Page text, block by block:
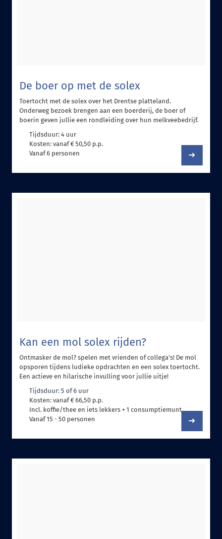
De boer op met de solex
Toertocht met de solex over het Drentse platteland.
Onderweg bezoek brengen aan een boerderij, de boer of
boerin geven jullie een rondleiding over hun melkveebedrijf.
Tijdsduur: 4 uur
Kosten: vanaf € 50,50 p.p.
Vanaf 6 personen
Kan een mol solex rijden?
Ontmasker de mol? spelen met vrienden of collega's! De mol
opsporen tijdens ludieke opdrachten en een solex toertocht.
Een actieve en hilarische invulling voor jullie uitje!
Tijdsduur: 5 of 6 uur
Kosten: vanaf € 66,50 p.p.
Incl. koffie/thee en iets lekkers + 1 consumptiemunt
Vanaf 15 - 50 personen